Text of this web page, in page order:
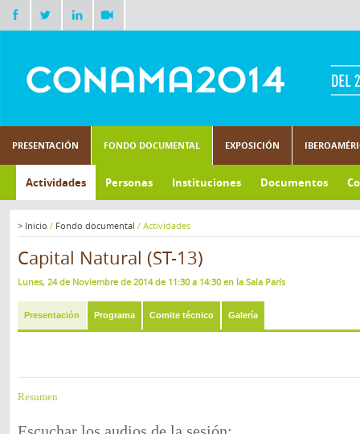
PRESENTACIÓN FONDO DOCUMENTAL EXPOSICIÓN
Actividades Personas Instituciones Documentos
> Inicio / Fondo documental / Actividades
Capital Natural (ST-13)
Lunes, 24 de Noviembre de 2014 de 11:30 a 14:30 en la Sala París
Presentación Programa Comite técnico Galería
Resumen